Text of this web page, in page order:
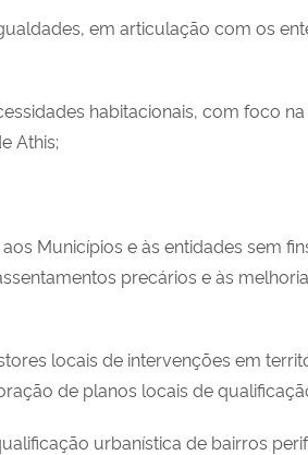
em articulação com os
habitacionais, com foco
Athis;
Municípios e às entidades sem
precários e às
locais de intervenções em
de planos locais de
urbanística de bairros